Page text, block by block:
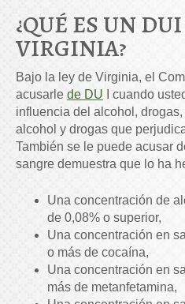
¿QUÉ ES UN
VIRGINIA?
Bajo la ley de Virginia, el
acusarle de DU I cuando
influencia del alcohol,
alcohol y drogas que
También se le puede acusar
sangre demuestra que lo ha
Una concentración de
de 0,08% o superior,
Una concentración en
o más de cocaína,
Una concentración en
más de metanfetamina,